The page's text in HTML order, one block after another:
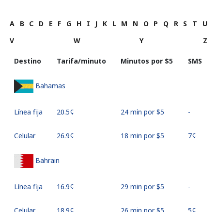
A B C D E F G H I J K L M N O P Q R S T
U
V
W Y Z
Destino Tarifa/minuto Minutos por ⁦$5⁩ SMS
Bahamas
Línea fija ⁦20.5¢⁩ 24 min por ⁦$5⁩ -
Celular ⁦26.9¢⁩ 18 min por ⁦$5⁩ ⁦7¢⁩
Bahrain
Línea fija ⁦16.9¢⁩ 29 min por ⁦$5⁩ -